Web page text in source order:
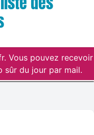
Vous pouvez recevoir
sûr du jour par mail.